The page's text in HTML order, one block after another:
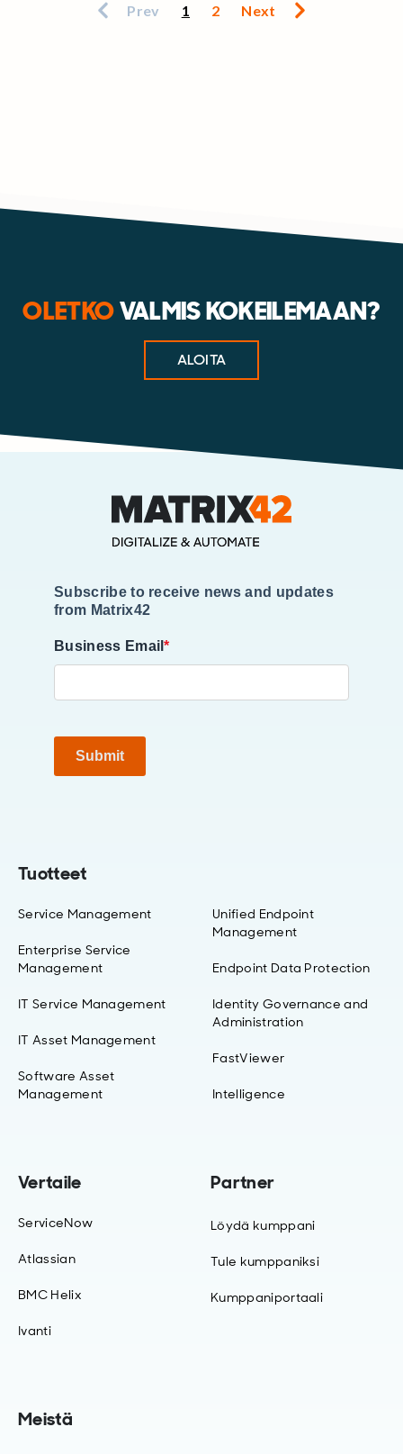
Prev 1 2 Next
OLETKOVALMIS KOKEILEMAAN?
ALOITA
Subscribe to receive news and updates
from Matrix42
Business Email*
Submit
Tuotteet
Service Management
Enterprise Service
Management
IT Service Management
IT Asset Management
Software Asset
Management
Unified Endpoint
Management
Endpoint Data Protection
Identity Governance and
Administration
FastViewer
Intelligence
Vertaile
ServiceNow
Atlassian
BMC Helix
Ivanti
Meistä
Partner
Löydä kumppani
Tule kumppaniksi
Kumppaniportaali